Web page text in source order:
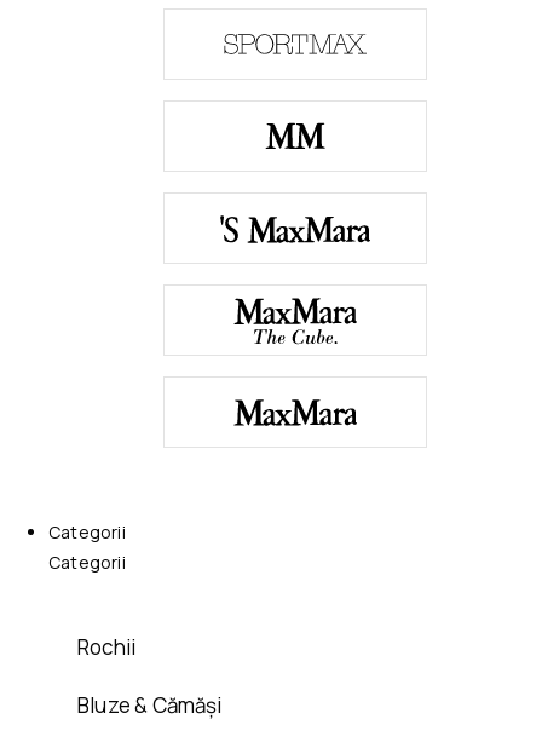
Categorii
Categorii
Rochii
Bluze & Cămăși